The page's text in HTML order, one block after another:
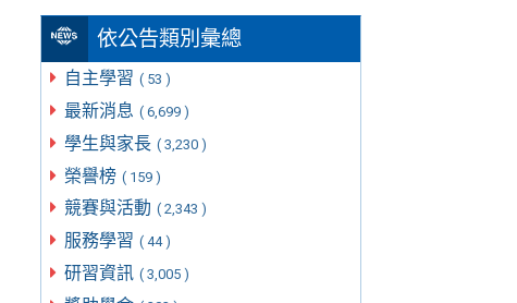
依公告類別彙總
自主學習 ( 53 )
最新消息 ( 6,699 )
學生與家長 ( 3,230 )
榮譽榜 ( 159 )
競賽與活動 ( 2,343 )
服務學習 ( 44 )
研習資訊 ( 3,005 )